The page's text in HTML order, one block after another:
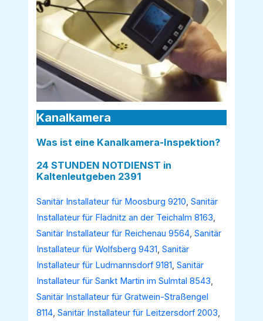
Kanalkamera
Was ist eine Kanalkamera-Inspektion?
24 STUNDEN NOTDIENST in
Kaltenleutgeben 2391
Sanitär Installateur für Moosburg 9210,Sanitär
Installateur für Fladnitz an der Teichalm 8163,
Sanitär Installateur für Reichenau 9564,Sanitär
Installateur für Wolfsberg 9431,Sanitär
Installateur für Ludmannsdorf 9181,Sanitär
Installateur für Sankt Martin im Sulmtal 8543,
Sanitär Installateur für Gratwein-Straßengel
8114,Sanitär Installateur für Leitzersdorf 2003,